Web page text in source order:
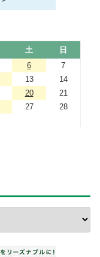
土
日
6
7
13
14
20
21
27
28